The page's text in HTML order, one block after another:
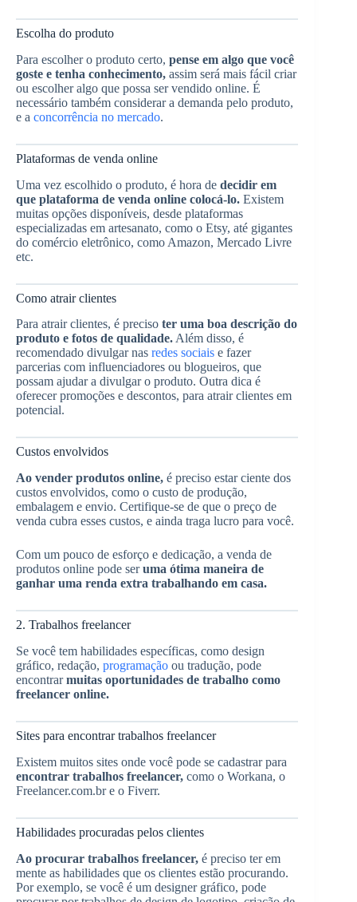
Escolha do produto
Para escolher o produto certo, pense em algo que você
goste e tenha conhecimento, assim será mais fácil criar
ou escolher algo que possa ser vendido online. É
necessário também considerar a demanda pelo produto,
e a concorrência no mercado.
Plataformas de venda online
Uma vez escolhido o produto, é hora de decidir em
que plataforma de venda online colocá-lo. Existem
muitas opções disponíveis, desde plataformas
especializadas em artesanato, como o Etsy, até gigantes
do comércio eletrônico, como Amazon, Mercado Livre
etc.
Como atrair clientes
Para atrair clientes, é preciso ter uma boa descrição do
produto e fotos de qualidade. Além disso, é
recomendado divulgar nas redes sociais e fazer
parcerias com influenciadores ou blogueiros, que
possam ajudar a divulgar o produto. Outra dica é
oferecer promoções e descontos, para atrair clientes em
potencial.
Custos envolvidos
Ao vender produtos online, é preciso estar ciente dos
custos envolvidos, como o custo de produção,
embalagem e envio. Certifique-se de que o preço de
venda cubra esses custos, e ainda traga lucro para você.
Com um pouco de esforço e dedicação, a venda de
produtos online pode seruma ótima maneira de
ganhar uma renda extra trabalhando em casa.
2. Trabalhos freelancer
Se você tem habilidades específicas, como design
gráfico, redação, programação ou tradução, pode
encontrarmuitas oportunidades de trabalho como
freelancer online.
Sites para encontrar trabalhos freelancer
Existem muitos sites onde você pode se cadastrar para
encontrar trabalhos freelancer, como o Workana, o
Freelancer.com.br e o Fiverr.
Habilidades procuradas pelos clientes
Ao procurar trabalhos freelancer, é preciso ter em
mente as habilidades que os clientes estão procurando.
Por exemplo, se você é um designer gráfico, pode